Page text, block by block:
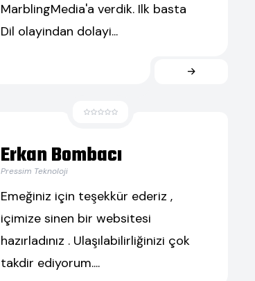
MarblingMedia'a verdik. Ilk basta
Dil olayindan dolayi...
Erkan Bombacı
Pressim Teknoloji
Emeğiniz için teşekkür ederiz ,
içimize sinen bir websitesi
hazırladınız . Ulaşılabilirliğinizi çok
takdir ediyorum....